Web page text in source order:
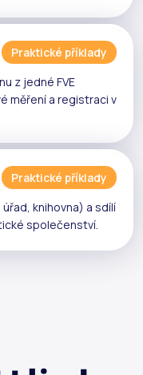
Praktické příklady
z jedné FVE
měření a registraci v
Praktické příklady
knihovna) a sdílí
společenství.